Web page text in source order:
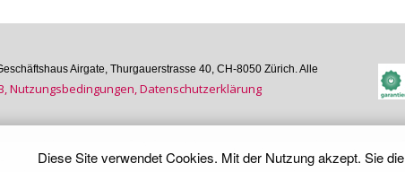
Airgate, Thurgauer­strasse 40, CH-8050 Zürich. Alle
Nutzungs­bedin­gungen, Daten­schutz­er­klärung
Diese Site verwendet Cookies. Mit der Nutzung akzept. Sie die